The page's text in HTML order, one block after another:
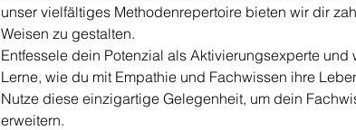
unser vielfältiges Methodenrepertoire bieten wir dir
Weisen zu gestalten.
Entfessele dein Potenzial als Aktivierungsexperte
Lerne, wie du mit Empathie und Fachwissen ihre
Nutze diese einzigartige Gelegenheit, um dein
erweitern.